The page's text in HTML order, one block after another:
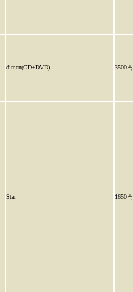
dimen(CD+DVD) 3500円
Star 1650円